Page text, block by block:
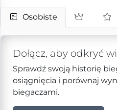
Osobiste
Dołącz, aby odkryć
Sprawdź swoją historię
osiągnięcia i porównaj
biegaczami.